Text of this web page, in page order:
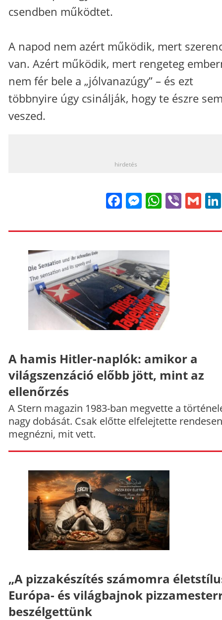
csendben működtet.
A napod nem azért működik, mert
van. Azért működik, mert rengeteg
nem fér bele a „jólvanazúgy” – és ezt
többnyire úgy csinálják, hogy te észre
veszed.
hirdetés
FacebookViber
A hamis Hitler-naplók: amikor a
világszenzáció előbb jött, mint az
ellenőrzés
A Stern magazin 1983-ban megvette a
nagy dobását. Csak előtte elfelejtette rendesen
megnézni, mit vett.
„A pizzakészítés számomra
Európa- és világbajnok
beszélgettünk